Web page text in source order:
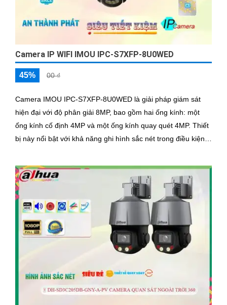
Camera IP WIFI IMOU IPC-S7XFP-8U0WED
45% 00 ₫
Camera IMOU IPC-S7XFP-8U0WED là giải pháp giám sát
hiện đại với độ phân giải 8MP, bao gồm hai ống kính: một
ống kính cố định 4MP và một ống kính quay quét 4MP. Thiết
bị này nổi bật với khả năng ghi hình sắc nét trong điều kiện